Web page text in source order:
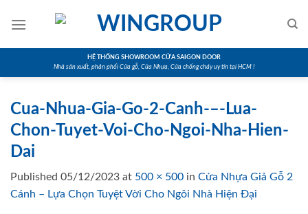
HỆ THỐNG SHOWROOM CỬA SAIGON DOOR
Nhà sản xuất, phân phối Cửa gỗ, Cửa Nhựa, Cửa chống cháy uy tín tại HCM !
Cua-Nhua-Gia-Go-2-Canh-–-Lua-
Chon-Tuyet-Voi-Cho-Ngoi-Nha-Hien-
Dai
Published 05/12/2023 at 500 × 500 in Cửa Nhựa Giả Gỗ 2
Cánh – Lựa Chọn Tuyệt Vời Cho Ngôi Nhà Hiện Đại